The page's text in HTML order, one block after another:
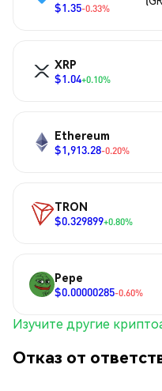
$1.35-0.33%
XRP
$1.04+0.10%
Ethereum
$1,913.28-0.20%
TRON
$0.329899+0.80%
Pepe
$0.00000285-0.60%
Изучите другие
Отказ от